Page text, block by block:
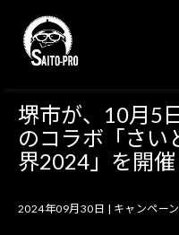
堺市が、10月5
のコラボ「さい
界2024」を開催
2024年09月30日 | キャンペー